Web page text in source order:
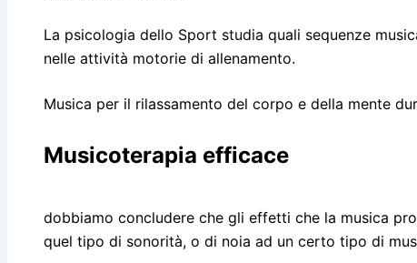
La psicologia dello Sport studia quali sequenze
nelle attività motorie di allenamento.
Musica per il rilassamento del corpo e della mente
Musicoterapia efficace
dobbiamo concludere che gli effetti che la musica
quel tipo di sonorità, o di noia ad un certo tipo di